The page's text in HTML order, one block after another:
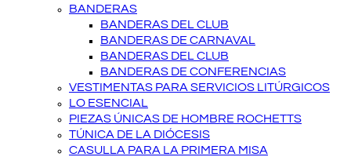
BANDERAS
BANDERAS DEL CLUB
BANDERAS DE CARNAVAL
BANDERAS DEL CLUB
BANDERAS DE CONFERENCIAS
VESTIMENTAS PARA SERVICIOS LITÚRGICOS
LO ESENCIAL
PIEZAS ÚNICAS DE HOMBRE ROCHETTS
TÚNICA DE LA DIÓCESIS
CASULLA PARA LA PRIMERA MISA